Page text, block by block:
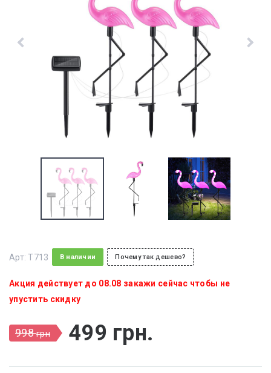
Арт:T713 В наличии Почему так дешево?
Акция действует до 08.08 закажи сейчас чтобы не
упустить скидку
998грн 499 грн.